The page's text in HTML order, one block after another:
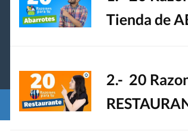
Tienda de
2.- 20